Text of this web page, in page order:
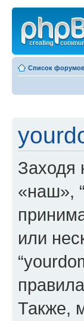
Список
Заходя
«наш»,
или
Также,